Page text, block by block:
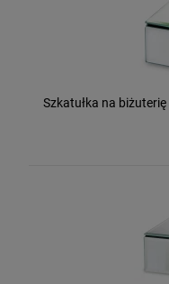
Szkatułka na